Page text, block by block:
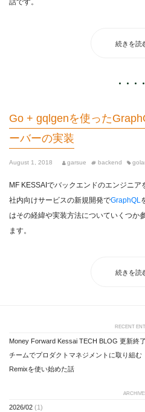
話です。
続きを読
Go + gqlgenを使った
ーバーの実装
August 1, 2018 garsue backend
MF KESSAIでバックエンドのエンジニア
社内向けサービスの新規開発でGraphQL
はその経緯や実装方法についていくつか
ます。
続きを読
RECENT
Money Forward Kessai TECH BLOG 更新終
チームでプロダクトマネジメントに取り組む
Remixを使い始めた話
2026/02 (1)